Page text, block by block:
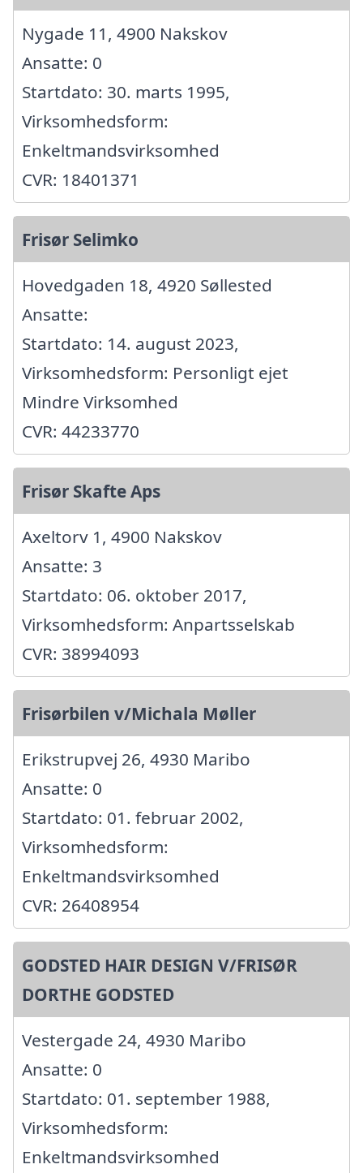
Nygade 11, 4900 Nakskov
Ansatte: 0
Startdato: 30. marts 1995,
Virksomhedsform:
Enkeltmandsvirksomhed
CVR: 18401371
Frisør Selimko
Hovedgaden 18, 4920 Søllested
Ansatte:
Startdato: 14. august 2023,
Virksomhedsform: Personligt ejet
Mindre Virksomhed
CVR: 44233770
Frisør Skafte Aps
Axeltorv 1, 4900 Nakskov
Ansatte: 3
Startdato: 06. oktober 2017,
Virksomhedsform: Anpartsselskab
CVR: 38994093
Frisørbilen v/Michala Møller
Erikstrupvej 26, 4930 Maribo
Ansatte: 0
Startdato: 01. februar 2002,
Virksomhedsform:
Enkeltmandsvirksomhed
CVR: 26408954
GODSTED HAIR DESIGN V/FRISØR
DORTHE GODSTED
Vestergade 24, 4930 Maribo
Ansatte: 0
Startdato: 01. september 1988,
Virksomhedsform:
Enkeltmandsvirksomhed